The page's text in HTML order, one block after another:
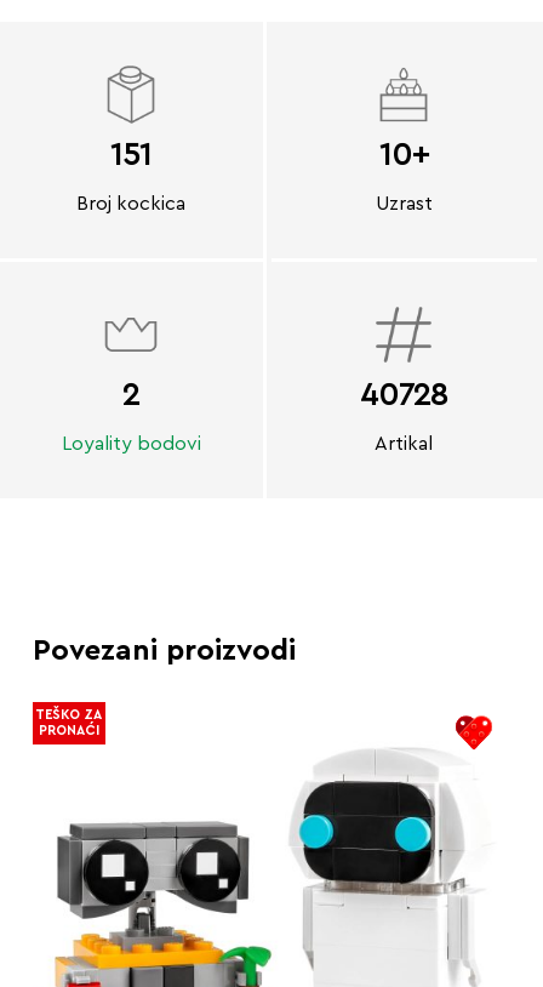
151
Broj kockica
10+
Uzrast
2
Loyality bodovi
40728
Artikal
Povezani proizvodi
TEŠKO ZA
PRONAĆI